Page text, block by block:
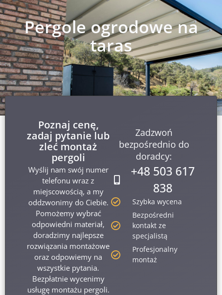
Pergole ogrodowe na
taras
Poznaj cenę,
zadaj pytanie lub
zleć montaż
pergoli
Wyślij nam swój numer
telefonu wraz z
miejscowością, a my
oddzwonimy do Ciebie.
Pomożemy wybrać
odpowiedni materiał,
doradzimy najlepsze
rozwiązania montażowe
oraz odpowiemy na
wszystkie pytania.
Bezpłatnie wycenimy
usługę montażu pergoli.
Zadzwoń
bezpośrednio do
doradcy:
+48 503 617
838
Szybka wycena
Bezpośredni
kontakt ze
specjalistą
Profesjonalny
montaż